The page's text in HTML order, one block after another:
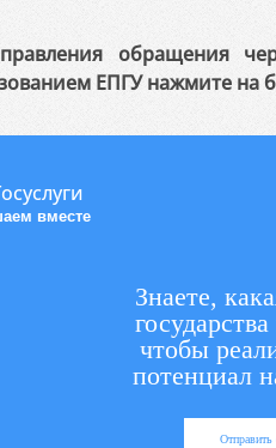
обращения
ЕПГУ нажмите на
вместе
Знаете,
чтобы
потенциал